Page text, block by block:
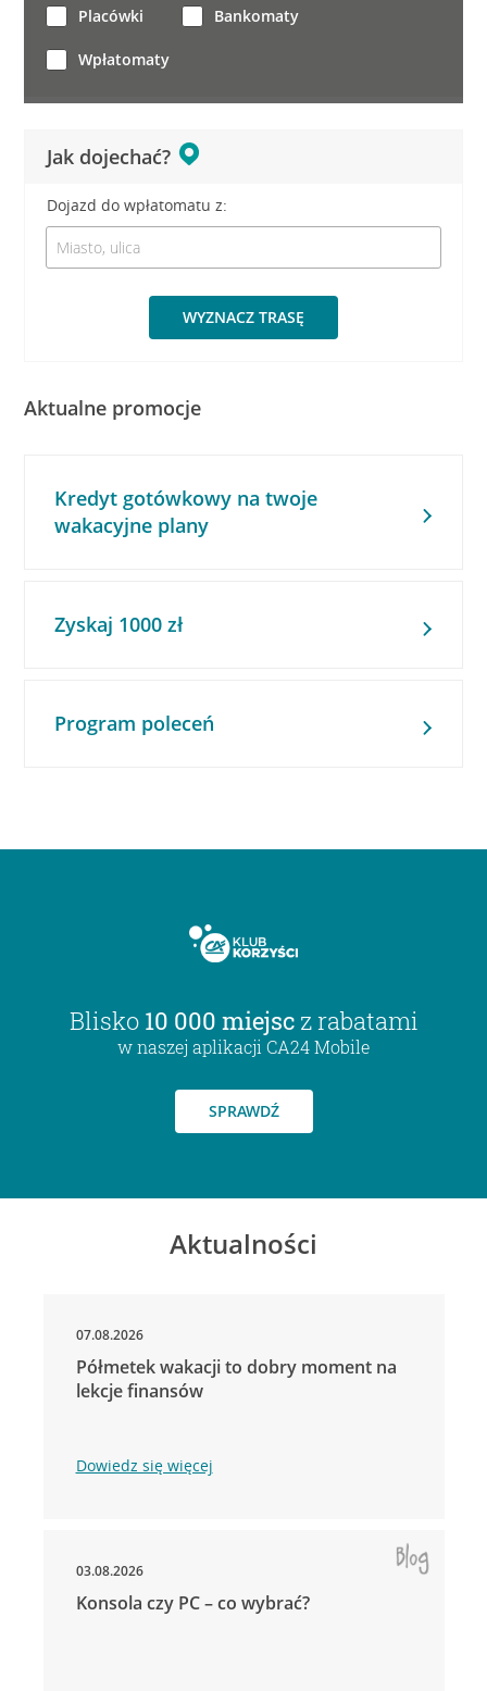
Jak dojechać?
Dojazd do wpłatomatu z:
WYZNACZ TRASĘ
Placówki Bankomaty
Wpłatomaty
Aktualne promocje
Kredyt gotówkowy na twoje
wakacyjne plany
Zyskaj 1000 zł
Program poleceń
Blisko 10 000 miejsc z rabatami
w naszej aplikacji CA24 Mobile
SPRAWDŹ
Aktualności
07.08.2026
Półmetek wakacji to dobry moment na
lekcje finansów
Dowiedz się więcej
03.08.2026
Konsola czy PC – co wybrać?